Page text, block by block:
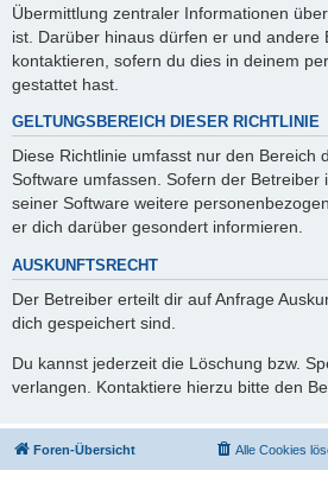
Übermittlung zentraler Informationen
ist. Darüber hinaus dürfen er und andere
kontaktieren, sofern du dies in deinem
gestattet hast.
GELTUNGSBEREICH DIESER RICHTLINIE
Diese Richtlinie umfasst nur den Bereich
Software umfassen. Sofern der Betreiber
seiner Software weitere
er dich darüber gesondert informieren.
AUSKUNFTSRECHT
Der Betreiber erteilt dir auf Anfrage
dich gespeichert sind.
Du kannst jederzeit die Löschung bzw.
verlangen. Kontaktiere hierzu bitte den
Foren-Übersicht Alle Cookies